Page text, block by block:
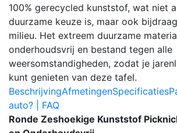
100% gerecycled kunststof, wat niet
duurzame keuze is, maar ook
milieu. Het extreem duurzame
onderhoudsvrij en bestand tegen alle
weersomstandigheden, zodat je
kunt genieten van deze tafel.
BeschrijvingAfmetingenSpecificaties
auto? | FAQ
Ronde Zeshoekige Kunststof